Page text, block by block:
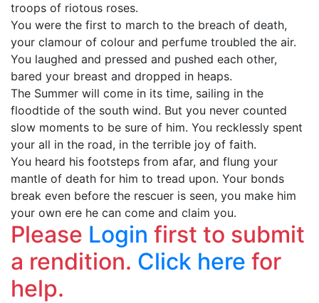
troops of riotous roses.
You were the first to march to the breach of death,
your clamour of colour and perfume troubled the air.
You laughed and pressed and pushed each other,
bared your breast and dropped in heaps.
The Summer will come in its time, sailing in the
floodtide of the south wind. But you never counted
slow moments to be sure of him. You recklessly spent
your all in the road, in the terrible joy of faith.
You heard his footsteps from afar, and flung your
mantle of death for him to tread upon. Your bonds
break even before the rescuer is seen, you make him
your own ere he can come and claim you.
Please Login first to submit
a rendition. Click here for
help.